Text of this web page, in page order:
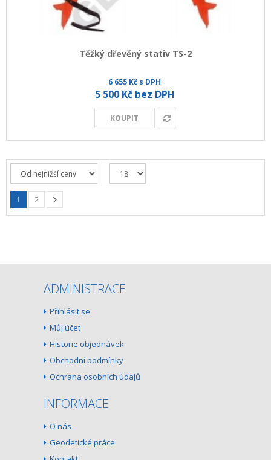
Těžký dřevěný stativ TS-2
6 655 Kč s DPH
5 500 Kč bez DPH
KOUPIT
1 2
ADMINISTRACE
Přihlásit se
Můj účet
Historie objednávek
Obchodní podmínky
Ochrana osobních údajů
INFORMACE
O nás
Geodetické práce